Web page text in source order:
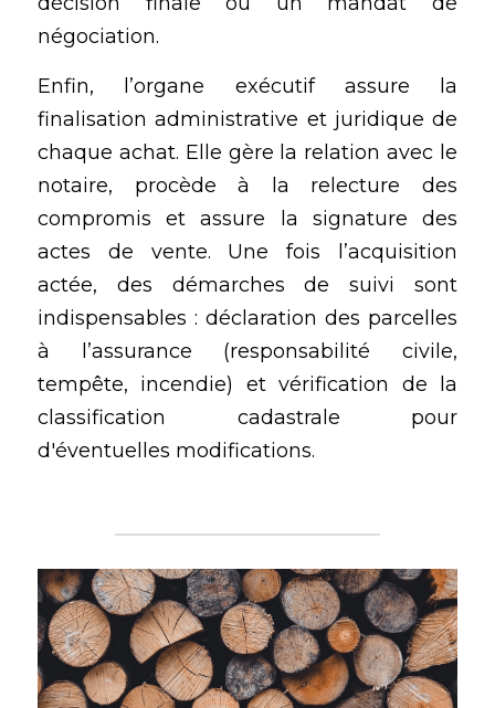
négociation.
Enfin, l’organe exécutif assure la
finalisation administrative et juridique de
chaque achat. Elle gère la relation avec le
notaire, procède à la relecture des
compromis et assure la signature des
actes de vente. Une fois l’acquisition
actée, des démarches de suivi sont
indispensables : déclaration des parcelles
à l’assurance (responsabilité civile,
tempête, incendie) et vérification de la
classification cadastrale pour
d'éventuelles modifications.